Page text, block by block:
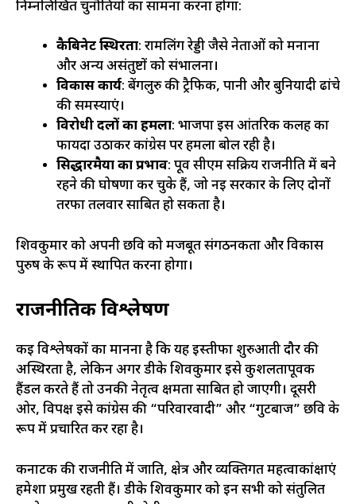
निम्नलिखित चुनौतियों का सामना करना होगा:
कैबिनेट स्थिरता: रामलिंग रेड्डी जैसे नेताओं को मनाना
और अन्य असंतुष्टों को संभालना।
विकास कार्य: बेंगलुरु की ट्रैफिक, पानी और बुनियादी ढांचे
की समस्याएं।
विरोधी दलों का हमला: भाजपा इस आंतरिक कलह का
फायदा उठाकर कांग्रेस पर हमला बोल रही है।
सिद्धारमैया का प्रभाव: पूर्व सीएम सक्रिय राजनीति में बने
रहने की घोषणा कर चुके हैं, जो नई सरकार के लिए दोनों
तरफा तलवार साबित हो सकता है।
शिवकुमार को अपनी छवि को मजबूत संगठनकर्ता और विकास
पुरुष के रूप में स्थापित करना होगा।
राजनीतिक विश्लेषण
कई विश्लेषकों का मानना है कि यह इस्तीफा शुरुआती दौर की
अस्थिरता है, लेकिन अगर डीके शिवकुमार इसे कुशलतापूर्वक
हैंडल करते हैं तो उनकी नेतृत्व क्षमता साबित हो जाएगी। दूसरी
ओर, विपक्ष इसे कांग्रेस की “परिवारवादी” और “गुटबाज” छवि के
रूप में प्रचारित कर रहा है।
कर्नाटक की राजनीति में जाति, क्षेत्र और व्यक्तिगत महत्वाकांक्षाएं
हमेशा प्रमुख रहती हैं। डीके शिवकुमार को इन सभी को संतुलित